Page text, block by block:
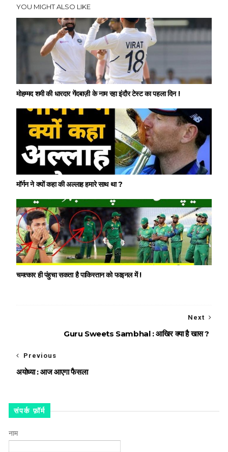
YOU MIGHT ALSO LIKE
मोहम्मद शमी की धारदार गेंदबाज़ी के नाम रहा इंदौर टेस्ट का पहला दिन !
मॉर्गन ने क्यों कहा की अल्लाह हमारे साथ था ?
चमत्कार ही पंहुचा सकता है पाकिस्तान को फाइनल में !
Next
Guru Sweets Sambhal : आखिर क्या है खास ?
Previous
अयोध्या : आज आएगा फैसला
संपर्क फ़ॉर्म
नाम